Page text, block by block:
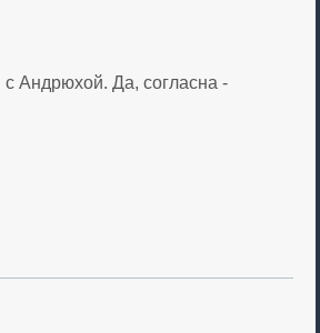
Андрюхой. Да, согласна -